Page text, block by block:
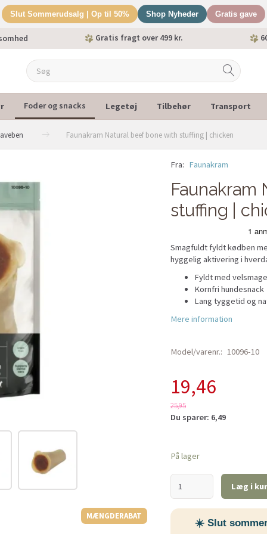
Slut Sommerudsalg | Op til 50% Shop Nyheder Gratis gave
Gratis fragt over 499 kr.
Foder og snacks Legetøj Tilbehør Transport
Faunakram Natural beef bone with stuffing | chicken
MÆNGDERABAT
Fra: Faunakram
Faunakram
stuffing |
Smagfuldt fyldt kødben
hyggelig aktivering i
Fyldt med
Kornfri hundesnack
Lang tyggetid og
Mere information
Model/varenr.: 10096-10
19,46
25,95
Du sparer: 6,49
På lager
Læg i
☀️ Slut